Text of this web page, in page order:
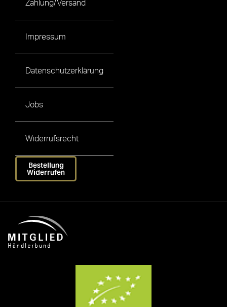
Zahlung/Versand
Impressum
Datenschutzerklärung
Jobs
Widerrufsrecht
Bestellung
Widerrufen